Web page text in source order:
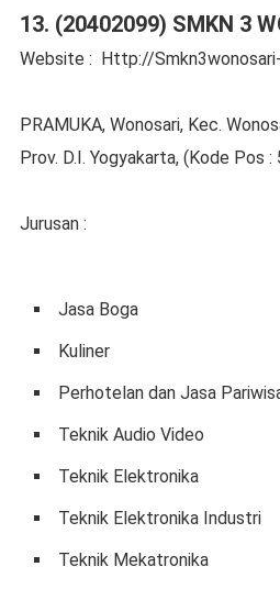
13. (20402099) SMKN 3
Website : Http://
PRAMUKA, Wonosari, Kec.
Prov. D.I. Yogyakarta, (Kode Pos :
Jurusan :
Jasa Boga
Kuliner
Perhotelan dan Jasa
Teknik Audio Video
Teknik Elektronika
Teknik Elektronika Industri
Teknik Mekatronika